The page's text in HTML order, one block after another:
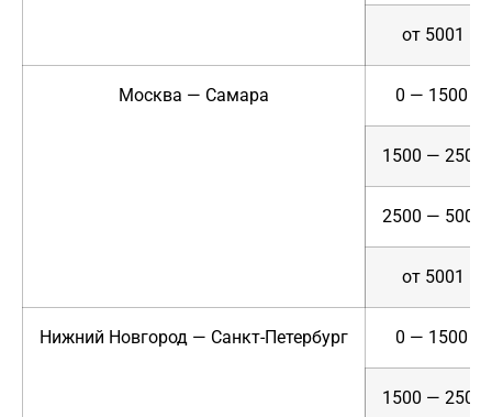
от 5001
Москва — Самара 0 — 1500
1500 — 2500
2500 — 5000
от 5001
Нижний Новгород — Санкт-Петербург 0 — 1500
1500 — 2500